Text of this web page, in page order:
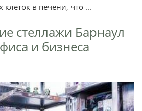
в печени, что ...
стеллажи Барнаул
и бизнеса